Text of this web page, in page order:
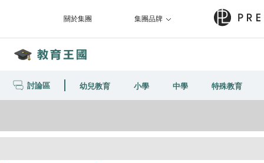
關於集團 集團品牌
討論區 幼兒教育 小學 中學 特殊教育